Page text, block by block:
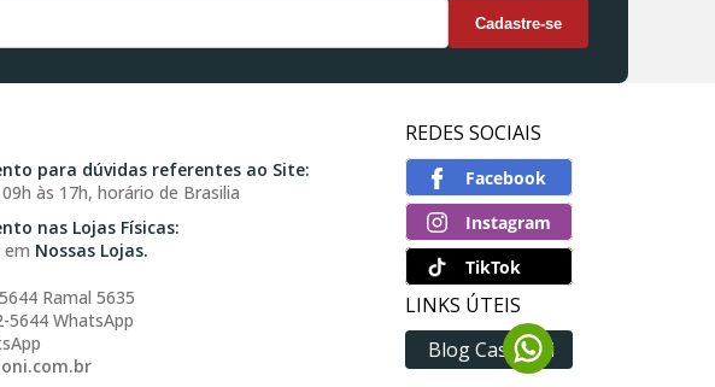
para dúvidas referentes ao Site:
às 17h, horário de Brasilia
nas Lojas Físicas:
em Nossas Lojas.
Ramal 5635
5644 WhatsApp
REDES SOCIAIS
TikTok
LINKS ÚTEIS
Blog Casatoni